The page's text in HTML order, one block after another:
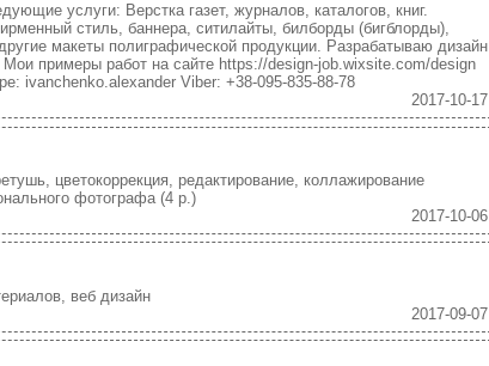
услуги: Верстка газет, журналов, каталогов, книг.
стиль, баннера, ситилайты, билборды (бигблорды),
макеты полиграфической продукции. Разрабатываю дизайн
примеры работ на сайте https://design-job.wixsite.com/design
ivanchenko.alexander Viber: +38-095-835-88-78
2017-10-17
цветокоррекция, редактирование, коллажирование
фотографа (4 р.)
2017-10-06
веб дизайн
2017-09-07